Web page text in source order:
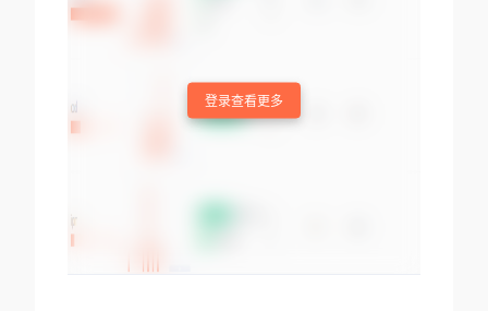
登录查看更多